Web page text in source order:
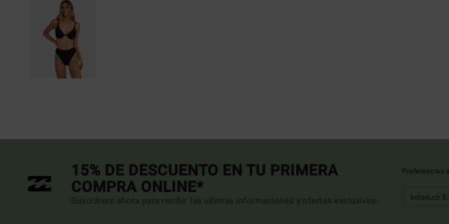
15% DE DESCUENTO EN TU PRIMERA
COMPRA ONLINE*
Suscríbete ahora para recibir las ultimas informaciones y ofertas exclusivas.
Preferencias